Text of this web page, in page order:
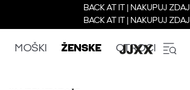
BACK AT IT | NAKUPUJ ZDAJ
BACK AT IT | NAKUPUJ ZDAJ
MOŠKI ŽENSKE OTROCI